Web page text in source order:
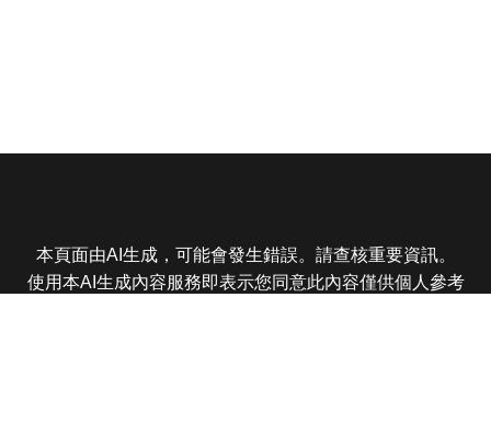
本頁面由AI生成，可能會發生錯誤。請查核重要資訊。
使用本AI生成內容服務即表示您同意此內容僅供個人參考